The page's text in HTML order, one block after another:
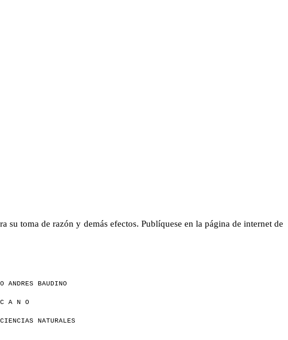
su toma de razón y demás efectos. Publíquese en la página de internet de
ANDRES BAUDINO
A N O
NATURALES